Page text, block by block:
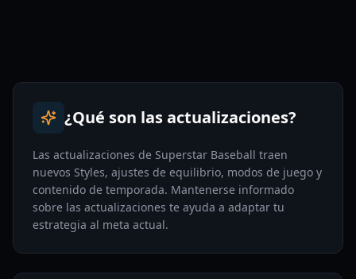
¿Qué son las actualizaciones?
Las actualizaciones de Superstar Baseball traen
nuevos Styles, ajustes de equilibrio, modos de juego y
contenido de temporada. Mantenerse informado
sobre las actualizaciones te ayuda a adaptar tu
estrategia al meta actual.